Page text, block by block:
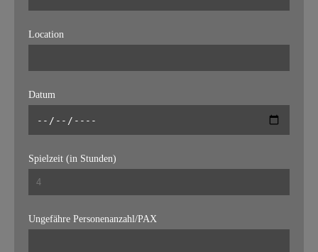
Location
Datum
Spielzeit (in Stunden)
Ungefähre Personenanzahl/PAX